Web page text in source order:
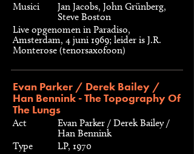
Musici
Jan Jacobs, John Grünberg,
Steve Boston
Live opgenomen in Paradiso,
Amsterdam, 4 juni 1969; leider is J.R.
Monterose (tenorsaxofoon)
Evan Parker / Derek Bailey /
Han Bennink - The Topography Of
The Lungs
Act
Evan Parker / Derek Bailey /
Han Bennink
Type
LP, 1970